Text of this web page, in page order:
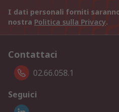
I dati personali forniti
nostra Politica sulla Privacy.
Contattaci
02.66.058.1
Seguici